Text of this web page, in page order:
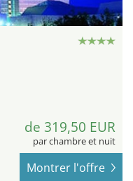
de 319,50 EUR
par chambre et nuit
Montrer l'offre